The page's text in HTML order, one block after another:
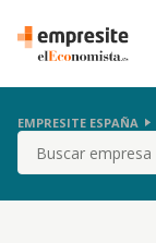
EMPRESITE ESPAÑA
Buscar